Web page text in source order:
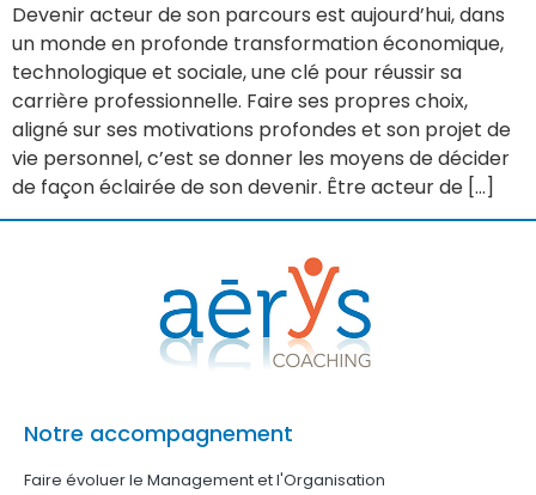
Devenir acteur de son parcours est aujourd’hui, dans
un monde en profonde transformation économique,
technologique et sociale, une clé pour réussir sa
carrière professionnelle. Faire ses propres choix,
aligné sur ses motivations profondes et son projet de
vie personnel, c’est se donner les moyens de décider
de façon éclairée de son devenir. Être acteur de […]
Notre accompagnement
Faire évoluer le Management et l'Organisation